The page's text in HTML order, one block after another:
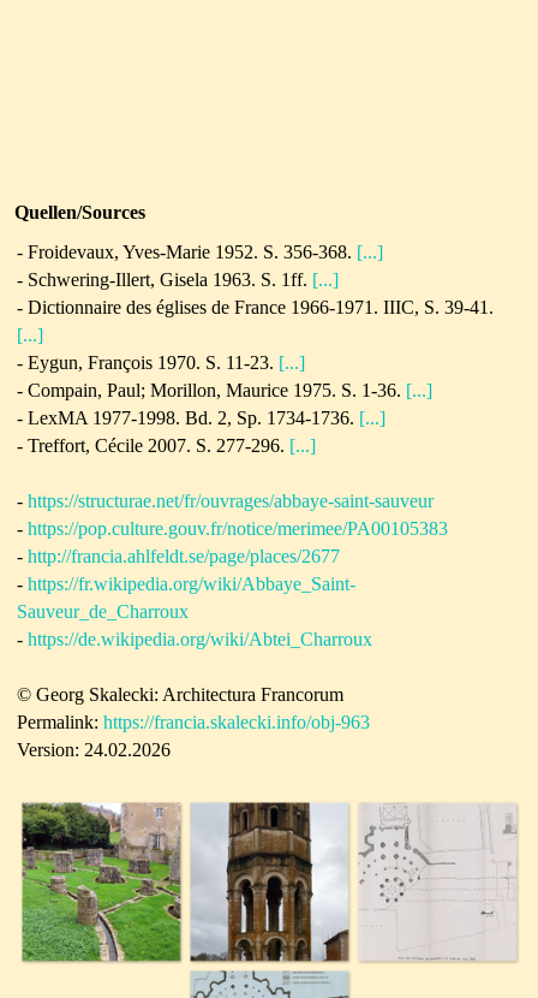
Quellen/Sources
- Froidevaux, Yves-Marie 1952. S. 356-368. [...]
- Schwering-Illert, Gisela 1963. S. 1ff. [...]
- Dictionnaire des églises de France 1966-1971. IIIC, S. 39-41.
[...]
- Eygun, François 1970. S. 11-23. [...]
- Compain, Paul; Morillon, Maurice 1975. S. 1-36. [...]
- LexMA 1977-1998. Bd. 2, Sp. 1734-1736. [...]
- Treffort, Cécile 2007. S. 277-296. [...]
- https://structurae.net/fr/ouvrages/abbaye-saint-sauveur
- https://pop.culture.gouv.fr/notice/merimee/PA00105383
- http://francia.ahlfeldt.se/page/places/2677
- https://fr.wikipedia.org/wiki/Abbaye_Saint-
Sauveur_de_Charroux
- https://de.wikipedia.org/wiki/Abtei_Charroux
© Georg Skalecki: Architectura Francorum
Permalink: https://francia.skalecki.info/obj-963
Version: 24.02.2026